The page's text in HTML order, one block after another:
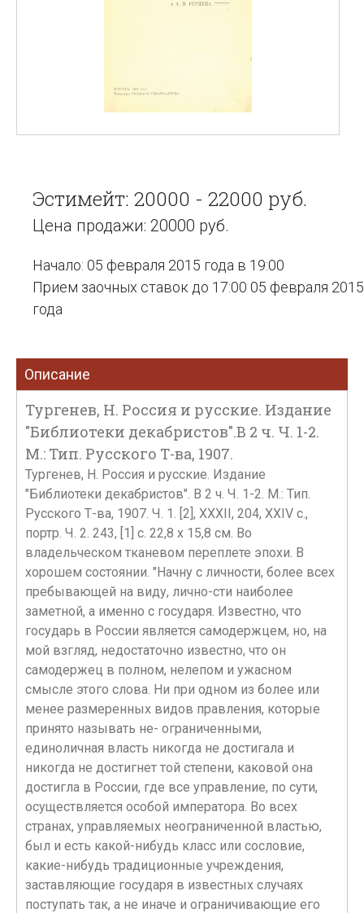
Эстимейт: 20000 - 22000 руб.
Цена продажи: 20000 руб.
Начало: 05 февраля 2015 года в 19:00
Прием заочных ставок до 17:00 05 февраля 2015
года
Описание
Тургенев, Н. Россия и русские. Издание
"Библиотеки декабристов".В 2 ч. Ч. 1-2.
М.: Тип. Русского Т-ва, 1907.
Тургенев, Н. Россия и русские. Издание
"Библиотеки декабристов". В 2 ч. Ч. 1-2. М.: Тип.
Русского Т-ва, 1907. Ч. 1. [2], XXXII, 204, XXIV с.,
портр. Ч. 2. 243, [1] с. 22,8 х 15,8 см. Во
владельческом тканевом переплете эпохи. В
хорошем состоянии. "Начну с личности, более всех
пребывающей на виду, лично-сти наиболее
заметной, а именно с государя. Известно, что
государь в России является самодержцем, но, на
мой взгляд, недостаточно известно, что он
самодержец в полном, нелепом и ужасном
смысле этого слова. Ни при одном из более или
менее размеренных видов правления, которые
принято называть не- ограниченными,
единоличная власть никогда не достигала и
никогда не достигнет той степени, каковой она
достигла в России, где все управление, по сути,
осуществляется особой императора. Во всех
странах, управляемых неограниченной властью,
был и есть какой-нибудь класс или сословие,
какие-нибудь традиционные учреждения,
заставляющие государя в известных случаях
поступать так, а не иначе и ограничивающие его